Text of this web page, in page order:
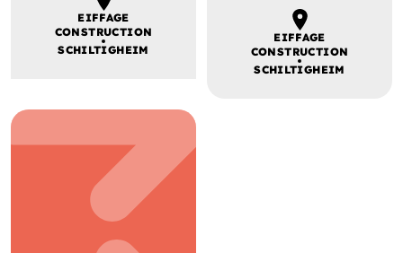
EIFFAGE
CONSTRUCTION
SCHILTIGHEIM
EIFFAGE
CONSTRUCTION
SCHILTIGHEIM